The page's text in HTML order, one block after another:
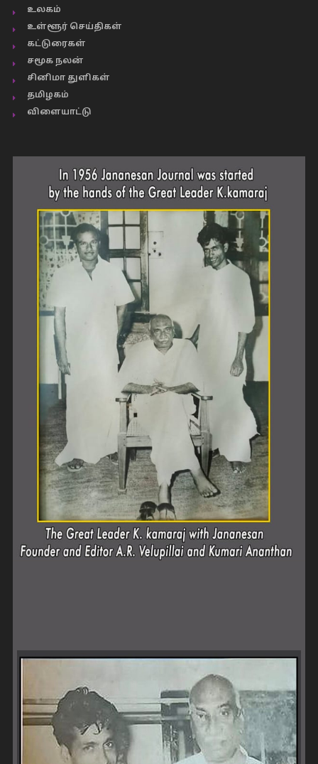
உலகம்
உள்ளூர் செய்திகள்
கட்டுரைகள்
சமூக நலன்
சினிமா துளிகள்
தமிழகம்
விளையாட்டு